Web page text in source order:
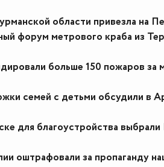
области привезла на
форум метрового краба из
больше 150 пожаров за
семей с детьми обсудили в
для благоустройства
оштрафовали за пропаганду